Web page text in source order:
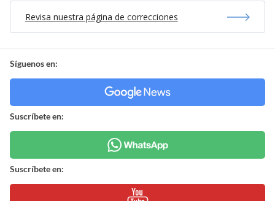
Revisa nuestra página de correcciones
Síguenos en:
Suscríbete en:
Suscríbete en: